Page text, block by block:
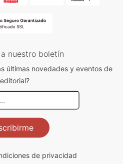
nuestro boletín
últimas novedades y eventos de
de privacidad